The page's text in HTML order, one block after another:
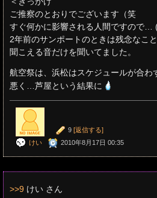
ご推察のとおりでございます（笑
すぐ何かに影響される人間ですので… (
2年前のサンポートのときは残念なこ
聞こえる音だけを聞いてました。
航空祭は、浜松はスケジュールが合わ
悪く…芦屋という結果に
9 [返信する]
けい
2010年8月17日 00:35
>>9 けい さん